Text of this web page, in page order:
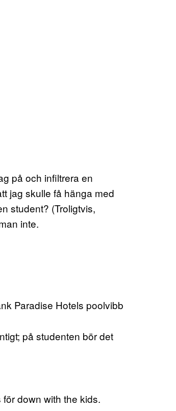
på och infiltrera en
jag skulle få hänga med
student? (Troligtvis,
inte.
Paradise Hotels poolvibb
på studenten bör det
down with the kids.